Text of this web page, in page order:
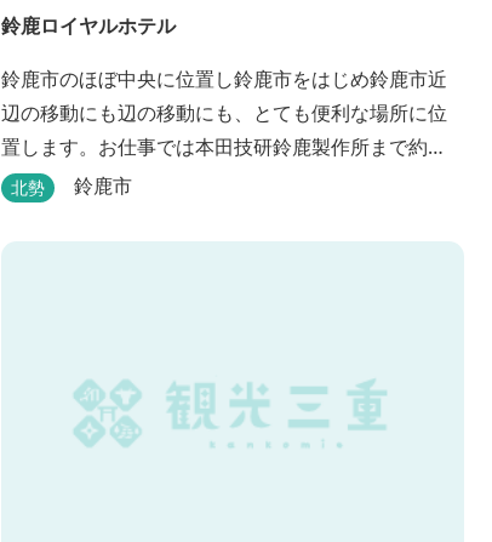
鈴鹿ロイヤルホテル
鈴鹿市のほぼ中央に位置し鈴鹿市をはじめ鈴鹿市近
辺の移動にも辺の移動にも、とても便利な場所に位
置します。お仕事では本田技研鈴鹿製作所まで約
500m、行楽では鈴鹿サーキット様まで約1,3キロ、
ロととても近い場所にあります。亀山市へのアクセ
北勢 鈴鹿市